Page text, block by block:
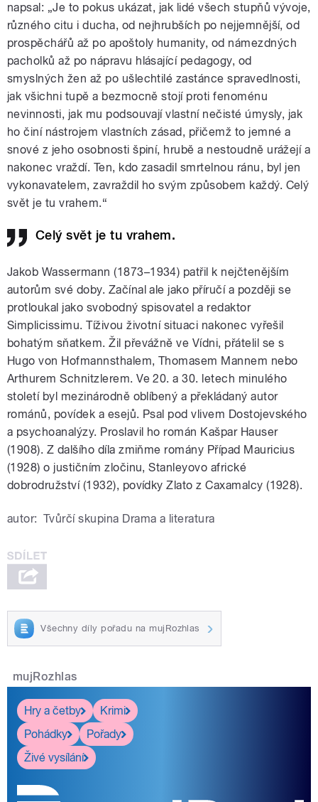
napsal: „Je to pokus ukázat, jak lidé všech stupňů vývoje,
různého citu i ducha, od nejhrubších po nejjemnější, od
prospěchářů až po apoštoly humanity, od námezdných
pacholků až po nápravu hlásající pedagogy, od
smyslných žen až po ušlechtilé zastánce spravedlnosti,
jak všichni tupě a bezmocně stojí proti fenoménu
nevinnosti, jak mu podsouvají vlastní nečisté úmysly, jak
ho činí nástrojem vlastních zásad, přičemž to jemné a
snové z jeho osobnosti špiní, hrubě a nestoudně urážejí a
nakonec vraždí. Ten, kdo zasadil smrtelnou ránu, byl jen
vykonavatelem, zavraždil ho svým způsobem každý. Celý
svět je tu vrahem.“
Celý svět je tu vrahem.
Jakob Wassermann (1873–1934) patřil k nejčtenějším
autorům své doby. Začínal ale jako příručí a později se
protloukal jako svobodný spisovatel a redaktor
Simplicissimu. Tíživou životní situaci nakonec vyřešil
bohatým sňatkem. Žil převážně ve Vídni, přátelil se s
Hugo von Hofmannsthalem, Thomasem Mannem nebo
Arthurem Schnitzlerem. Ve 20. a 30. letech minulého
století byl mezinárodně oblíbený a překládaný autor
románů, povídek a esejů. Psal pod vlivem Dostojevského
a psychoanalýzy. Proslavil ho román Kašpar Hauser
(1908). Z dalšího díla zmiňme romány Případ Mauricius
(1928) o justičním zločinu, Stanleyovo africké
dobrodružství (1932), povídky Zlato z Caxamalcy (1928).
autor: Tvůrčí skupina Drama a literatura
Všechny díly pořadu na mujRozhlas
mujRozhlas
Hry a četby
Krimi
Pohádky
Pořady
Živé vysílání